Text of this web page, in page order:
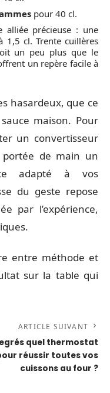
pour 40 cl.
alliée précieuse : une
1,5 cl. Trente cuillères
un peu plus que le
un repère facile à
hasardeux, que ce
maison. Pour
un convertisseur
de main un
adapté à vos
du geste repose
par l’expérience,
entre méthode et
sur la table qui
ARTICLE SUIVANT
quel thermostat
réussir toutes vos
cuissons au four ?